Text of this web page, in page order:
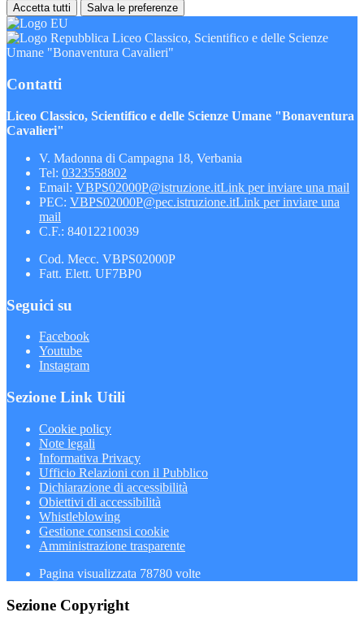
Accetta tutti Salva le preferenze
Liceo Classico, Scientifico e delle Scienze
Umane "Bonaventura Cavalieri"
Contatti
Liceo Classico, Scientifico e delle Scienze Umane "Bonaventura
Cavalieri"
V. Madonna di Campagna 18, Verbania
Tel: 0323558802
Email: VBPS02000P@istruzione.itLink per inviare una mail
PEC: VBPS02000P@pec.istruzione.itLink per inviare una
mail
C.F.: 84012210039
Cod. Mecc. VBPS02000P
Fatt. Elett. UF7BP0
Seguici su
Facebook
Youtube
Instagram
Sezione Link Utili
Cookie policy
Note legali
Informativa Privacy
Ufficio Relazioni con il Pubblico
Dichiarazione di accessibilità
Obiettivi di accessibilità
Whistleblowing
Gestione consensi cookie
Amministrazione trasparente
Pagina visualizzata 78780 volte
Sezione Copyright